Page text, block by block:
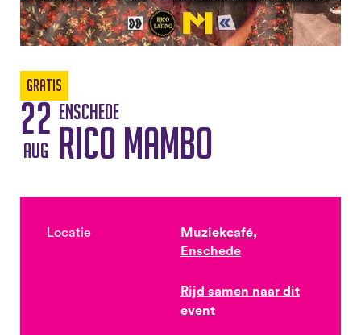
Gratis
22
aug
Enschede
Rico Mambo
Locatie
Muziekcafé,
Enschede
Rijd samen naar dit
event